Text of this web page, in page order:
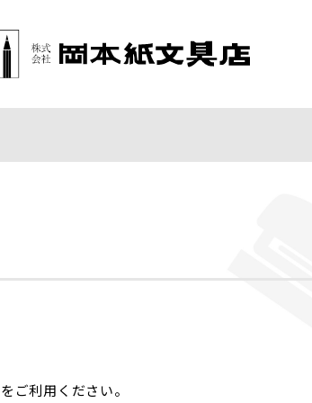
ご利用ください。